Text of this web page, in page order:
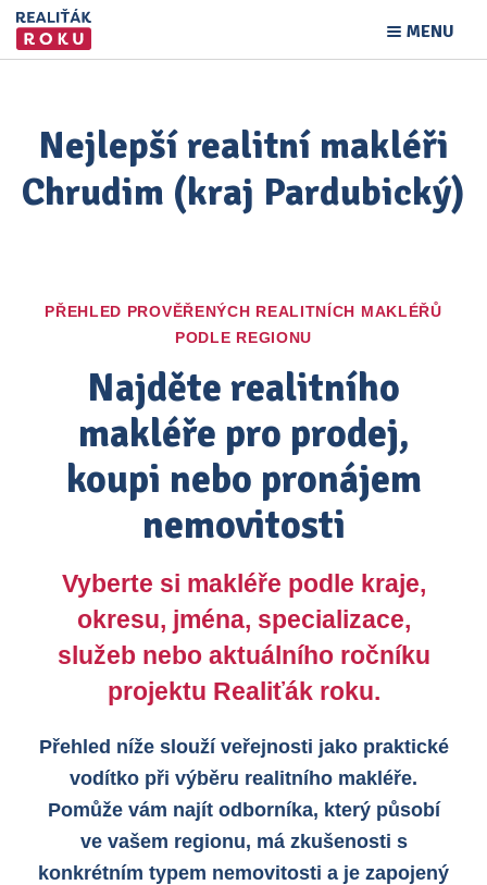
MENU
Nejlepší realitní makléři
Chrudim (kraj Pardubický)
PŘEHLED PROVĚŘENÝCH REALITNÍCH MAKLÉŘŮ
PODLE REGIONU
Najděte realitního
makléře pro prodej,
koupi nebo pronájem
nemovitosti
Vyberte si makléře podle kraje,
okresu, jména, specializace,
služeb nebo aktuálního ročníku
projektu Realiťák roku.
Přehled níže slouží veřejnosti jako praktické
vodítko při výběru realitního makléře.
Pomůže vám najít odborníka, který působí
ve vašem regionu, má zkušenosti s
konkrétním typem nemovitosti a je zapojený